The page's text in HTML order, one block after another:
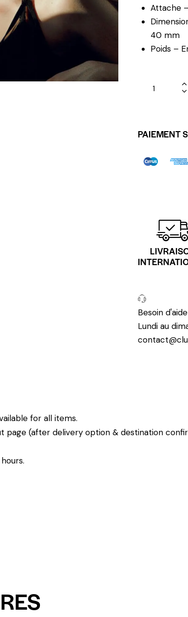
Attache
40 mm
Poids –
PAIEMENT
Besoin
Lundi au
for all items.
page (after delivery option & destination